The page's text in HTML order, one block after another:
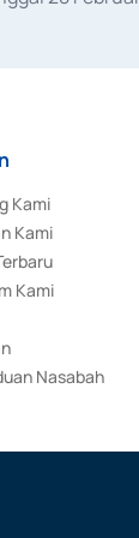
Kami
Kami
Kami
Nasabah